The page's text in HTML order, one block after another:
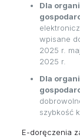
Dla
wpisane
2025 r.
2025 r.
Dla
szybkość
E-doręczenia